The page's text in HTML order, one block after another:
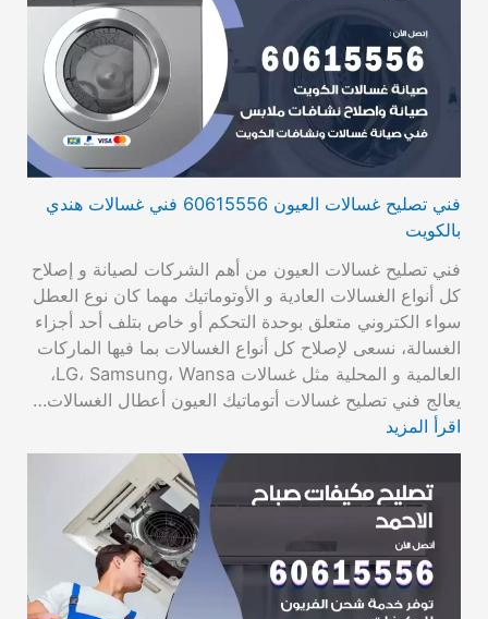
فني تصليح غسالات العيون 60615556 فني غسالات هندي
بالكويت
فني تصليح غسالات العيون من أهم الشركات لصيانة و إصلاح
كل أنواع الغسالات العادية و الأوتوماتيك مهما كان نوع العطل
سواء الكتروني متعلق بوحدة التحكم أو خاص بتلف أحد أجزاء
الغسالة، نسعى لإصلاح كل أنواع الغسالات بما فيها الماركات
العالمية و المحلية مثل غسالات LG، Samsung، Wansa،
يعالج فني تصليح غسالات أتوماتيك العيون أعطال الغسالات…
اقرأ المزيد